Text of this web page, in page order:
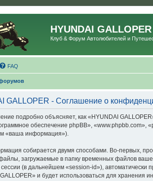
HYUNDAI GALLOPER
Клуб & Форум Автолюбителей и
FAQ
GALLOPER - Соглашение о
подробно объясняет, как «HYUNDAI
обеспечение phpBB», «www.phpbb.com»,
«ваша информация»).
собирается двумя способами. Во-первых,
загружаемые в папку временных файлов
(в дальнейшем «session-id»), автоматически
и будет использоваться для